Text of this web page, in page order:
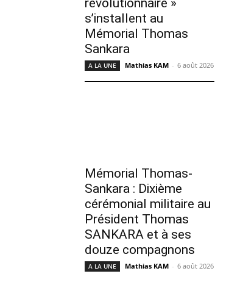
révolutionnaire »
s’installent au
Mémorial Thomas
Sankara
A LA UNE Mathias KAM - 6 août 2026
Mémorial Thomas-
Sankara : Dixième
cérémonial militaire au
Président Thomas
SANKARA et à ses
douze compagnons
A LA UNE Mathias KAM - 6 août 2026